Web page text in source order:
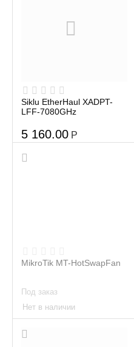
Siklu EtherHaul XADPT-
LFF-7080GHz
5 160.00 Р
MikroTik MT-HotSwapFan
Под заказ
Нет в наличии